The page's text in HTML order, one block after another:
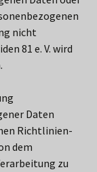
nicht
81 e. V. wird
Daten
Richtlinien-
dem
zu